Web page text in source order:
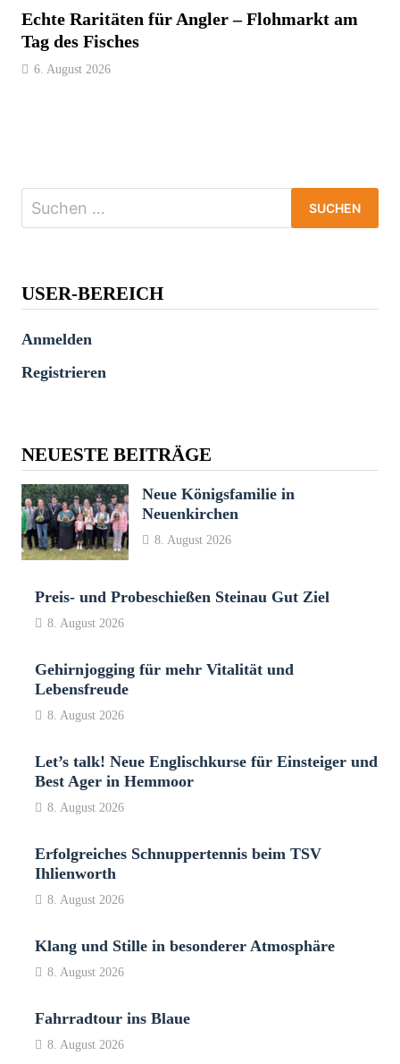
Echte Raritäten für Angler – Flohmarkt am
Tag des Fisches
6. August 2026
Suchen
nach:
USER-BEREICH
Anmelden
Registrieren
NEUESTE BEITRÄGE
Neue Königsfamilie in
Neuenkirchen
8. August 2026
Preis- und Probeschießen Steinau Gut Ziel
8. August 2026
Gehirnjogging für mehr Vitalität und
Lebensfreude
8. August 2026
Let’s talk! Neue Englischkurse für Einsteiger und
Best Ager in Hemmoor
8. August 2026
Erfolgreiches Schnuppertennis beim TSV
Ihlienworth
8. August 2026
Klang und Stille in besonderer Atmosphäre
8. August 2026
Fahrradtour ins Blaue
8. August 2026